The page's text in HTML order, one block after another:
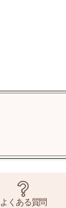
よくある質問